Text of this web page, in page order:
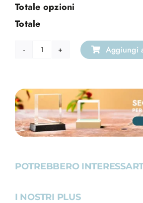
Totale opzioni
Totale
Obelisco
Aggiungi
POTREBBERO
I NOSTRI PLUS